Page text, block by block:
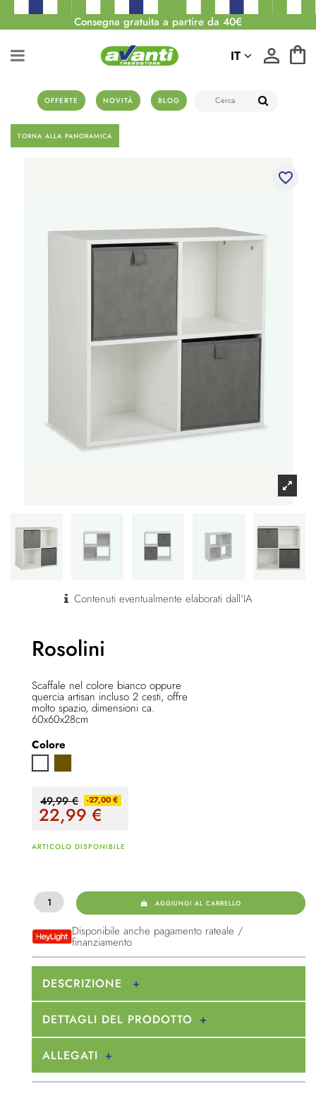
Consegna gratuita a partire da 40€
OFFERTE NOVITÀ BLOG
IT
TORNA ALLA PANORAMICA
favorite_border
Contenuti eventualmente elaborati dall'IA
Rosolini
Scaffale nel colore bianco oppure
quercia artisan incluso 2 cesti, offre
molto spazio, dimensioni ca.
60x60x28cm
Colore
49,99 € -27,00 €
22,99€
ARTICOLO DISPONIBILE
AGGIUNGI AL CARRELLO
Disponibile anche pagamento rateale /
finanziamento
DESCRIZIONE
DETTAGLI DEL PRODOTTO
ALLEGATI